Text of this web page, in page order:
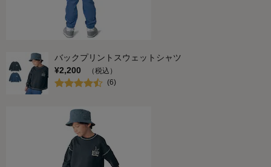
バックプリントスウェットシャツ
¥2,200
（税込）
(6)